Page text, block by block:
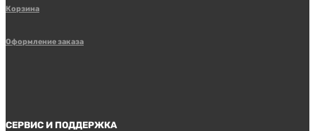
Корзина
Оформление заказа
СЕРВИС И ПОДДЕРЖКА